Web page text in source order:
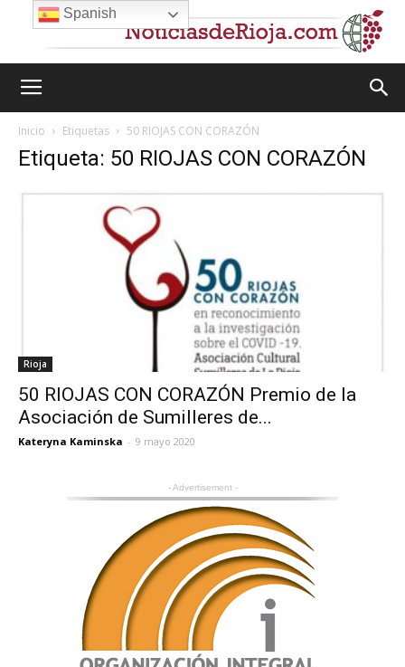
Inicio Etiquetas 50 RIOJAS CON CORAZÓN
Etiqueta: 50 RIOJAS CON CORAZÓN
Rioja
50 RIOJAS CON CORAZÓN Premio de la
Asociación de Sumilleres de...
Kateryna Kaminska - 9 mayo 2020
- Advertisement -
Spanish